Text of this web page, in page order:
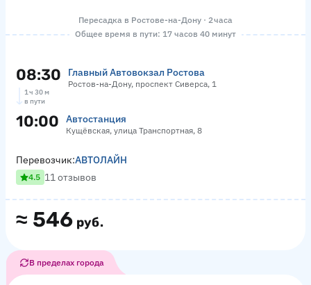
Пересадка в Ростове-на-Дону · 2 часа
Общее время в пути: 17 часов 40 минут
08:30 Главный Автовокзал Ростова
Ростов-на-Дону, проспект Сиверса, 1
1 ч 30 м
в пути
10:00 Автостанция
Кущёвская, улица Транспортная, 8
≈ 546 руб.
Перевозчик:АВТОЛАЙН
4.5 11 отзывов
В пределах города